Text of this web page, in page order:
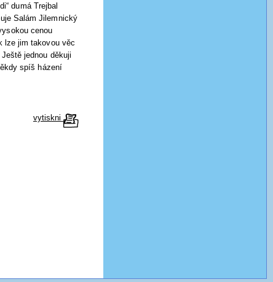
dumá Trejbal
Salám Jilemnický
cenou
lze jim takovou věc
jednou děkuji
spíš házení
vytiskni